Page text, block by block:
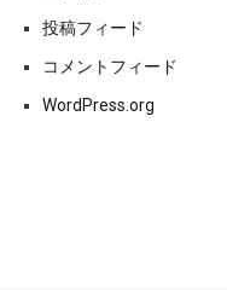
投稿フィード
コメントフィード
WordPress.org